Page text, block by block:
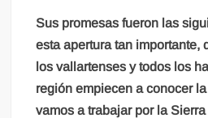
Sus promesas fueron las
esta apertura tan importante,
los vallartenses y todos los
región empiecen a conocer
vamos a trabajar por la